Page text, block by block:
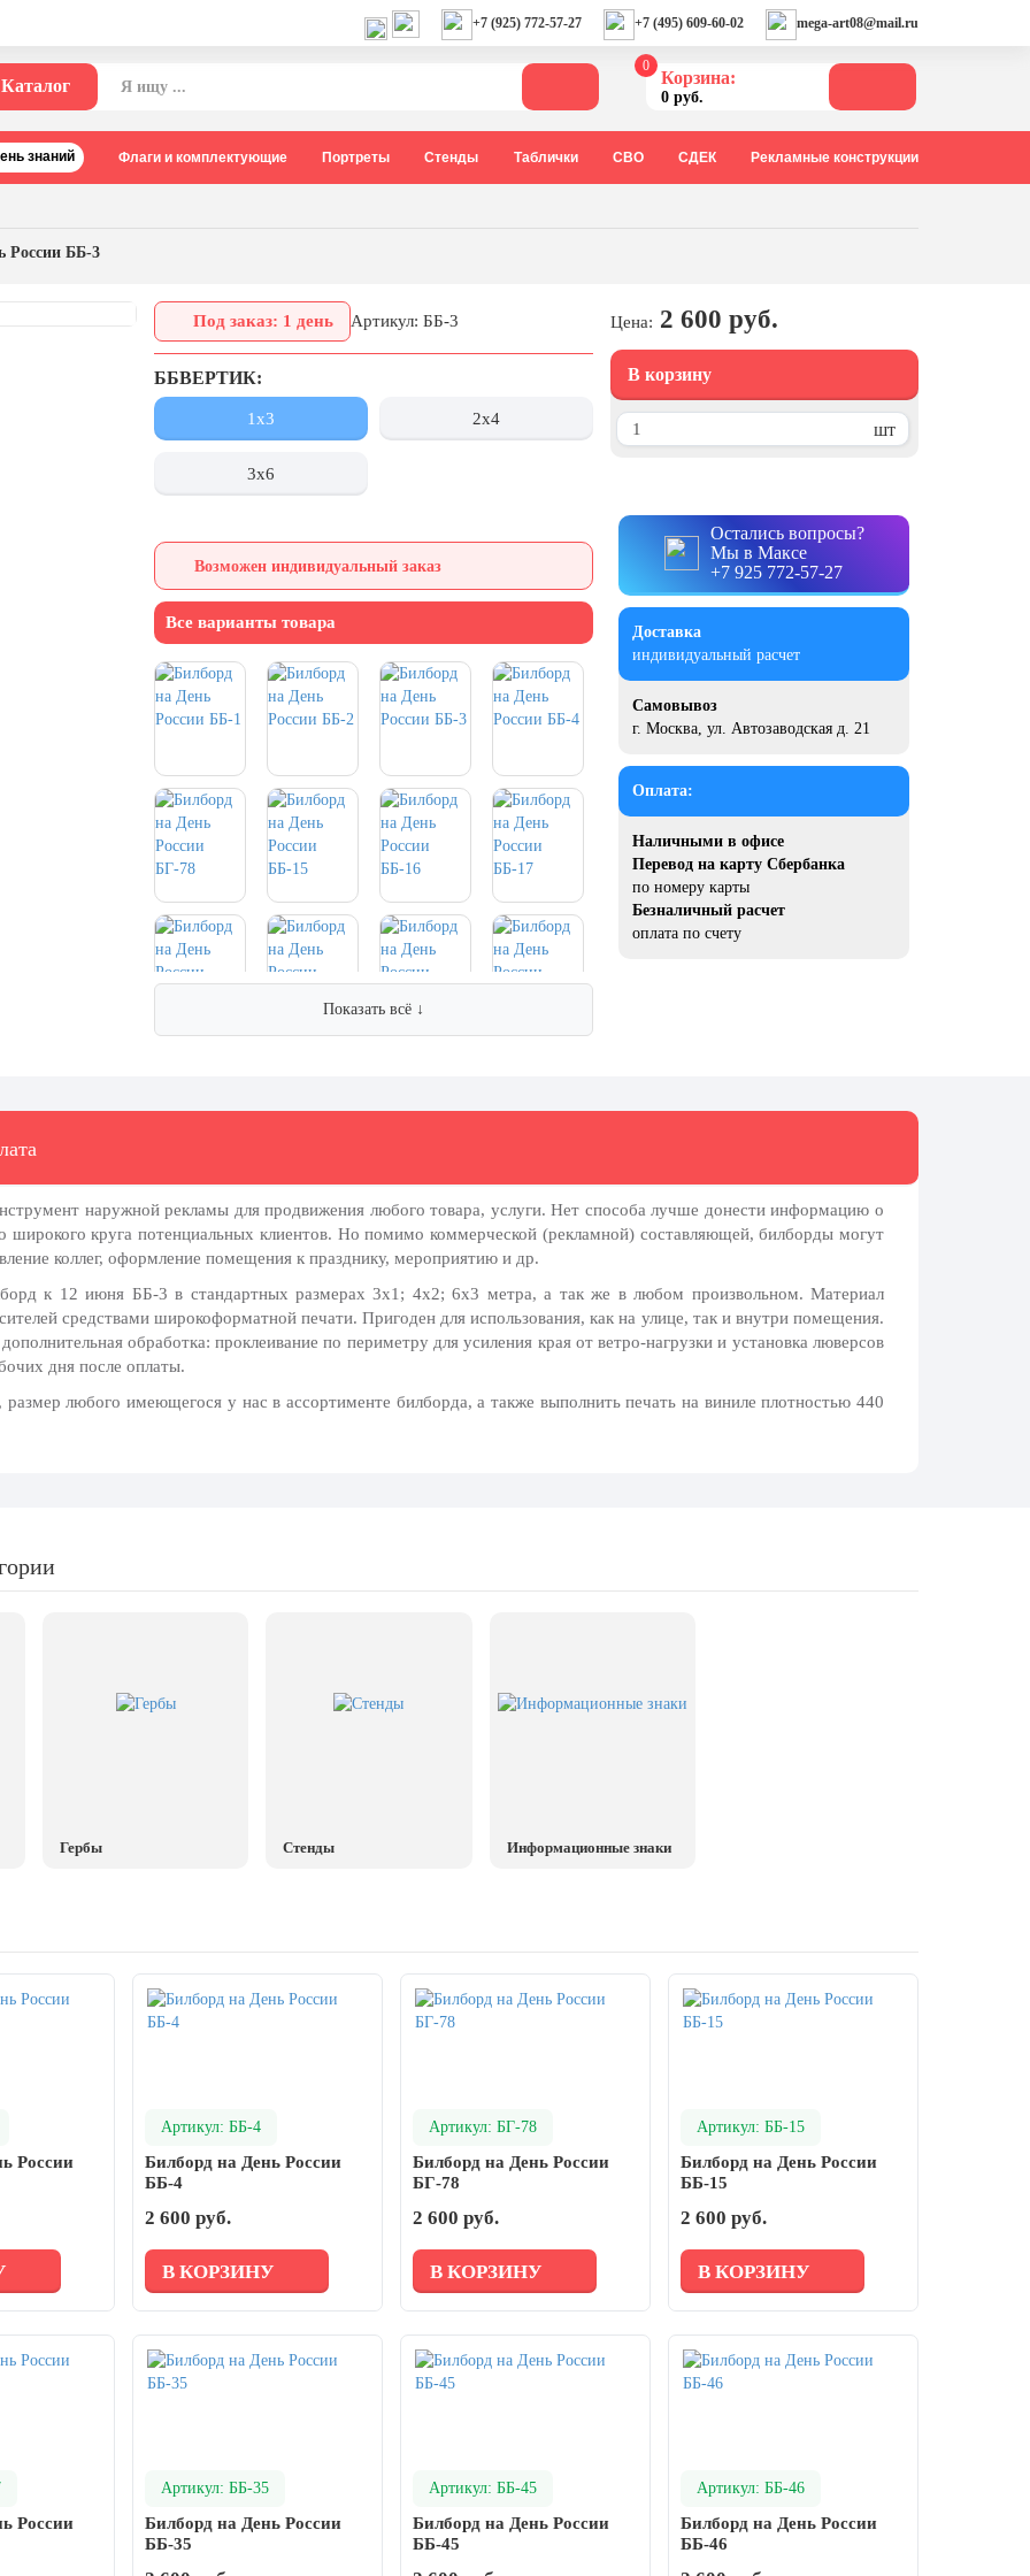
+7 (925) 772-57-27 +7 (495) 609-60-02 mega-art08@mail.ru
Каталог
0
Корзина:
0 руб.
знаний Флаги и комплектующие Портреты Стенды Таблички СВО СДЕК Рекламные конструкции
России ББ-3
Под заказ: 1 день Артикул: ББ-3
ББВЕРТИК:
1х3 2х4
3х6
Возможен индивидуальный заказ
Все варианты товара
Показать всё ↓
Цена: 2 600 руб.
В корзину
шт
Остались вопросы?
Мы в Максе
+7 925 772-57-27
Доставка
индивидуальный расчет
Самовывоз
г. Москва, ул. Автозаводская д. 21
Оплата:
Наличными в офисе
Перевод на карту Сбербанка
по номеру карты
Безналичный расчет
оплата по счету
наружной рекламы для продвижения любого товара, услуги. Нет способа лучше донести информацию о
круга потенциальных клиентов. Но помимо коммерческой (рекламной) составляющей, билборды могут
коллег, оформление помещения к празднику, мероприятию и др.
к 12 июня ББ-3 в стандартных размерах 3х1; 4х2; 6х3 метра, а так же в любом произвольном. Материал
средствами широкоформатной печати. Пригоден для использования, как на улице, так и внутри помещения.
обработка: проклеивание по периметру для усиления края от ветро-нагрузки и установка люверсов
дня после оплаты.
любого имеющегося у нас в ассортименте билборда, а также выполнить печать на виниле плотностью 440
Гербы Стенды Информационные знаки
России
Артикул: ББ-4
Билборд на День России
ББ-4
2 600 руб.
В КОРЗИНУ
Артикул: БГ-78
Билборд на День России
БГ-78
2 600 руб.
В КОРЗИНУ
Артикул: ББ-15
Билборд на День России
ББ-15
2 600 руб.
В КОРЗИНУ
России
Артикул: ББ-35
Билборд на День России
ББ-35
Артикул: ББ-45
Билборд на День России
ББ-45
Артикул: ББ-46
Билборд на День России
ББ-46